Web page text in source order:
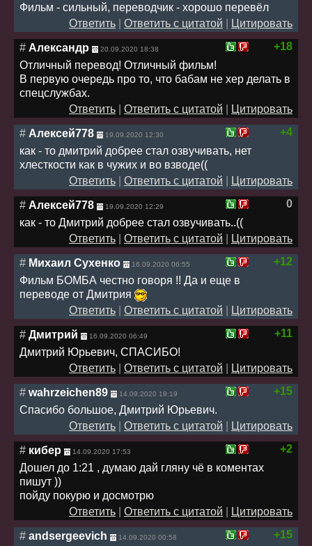
Фильм - сильный, переводчик - хорошо перевёл
Ответить
Ответить с цитатой
Цитировать
+18
# Александр 20.09.2020 18:38
Отличный перевод! Отличный фильм!
В первую очередь про то, что бабам не хер делать в
спецслужбах.
Ответить
Ответить с цитатой
Цитировать
+4
# Алексей778 19.09.2020 12:30
как - то дмитрий добрее стал озвучивать, нет
хлесткости как в чужих и во взводе((
Ответить
Ответить с цитатой
Цитировать
0
# Алексей778 19.09.2020 12:29
как - то Дмитрий добрее стал озвучивать..((
Ответить
Ответить с цитатой
Цитировать
+12
# Михаил Сухенко 16.09.2020 06:55
Фильм БОМБА честно говоря !! Да и еще в
переводе от Дмитрия
Ответить
Ответить с цитатой
Цитировать
+11
# Дмитрий 16.09.2020 06:49
Дмитрий Юрьевич, СПАСИБО!
Ответить
Ответить с цитатой
Цитировать
+15
# wahrzeichen89 14.09.2020 19:19
Спасибо большое, Дмитрий Юрьевич.
Ответить
Ответить с цитатой
Цитировать
+2
# кибер 14.09.2020 17:53
Дошел до 1:21 , думаю дай гляну чё в коментах
пишут ))
пойду покурю и досмотрю
Ответить
Ответить с цитатой
Цитировать
+15
# andsergeevich 14.09.2020 00:58